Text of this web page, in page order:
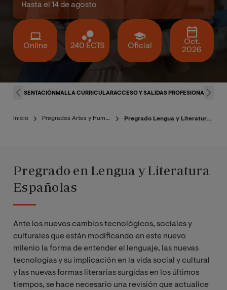
Online 240 ECTS Oficial
Oct.
2026
Hasta el 14 de agosto
PRESENTACIÓN MALLA CURRICULARACCESO Y SALIDAS PROFESIONALES
Inicio Pregrados Artes y Humanidades Pregrado Lengua y Literatura Españolas
Pregrado en Lengua y Literatura
Españolas
Ante los nuevos cambios tecnológicos, sociales y
culturales que están modificando en este nuevo
milenio la forma de entender el lenguaje, las nuevas
tecnologías y su implicación en la vida social y cultural
y las nuevas formas literarias surgidas en los últimos
tiempos, se hace necesario una revisión que actualice